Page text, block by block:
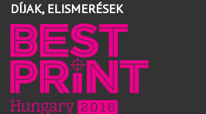
DÍJAK, ELISMERÉSEK